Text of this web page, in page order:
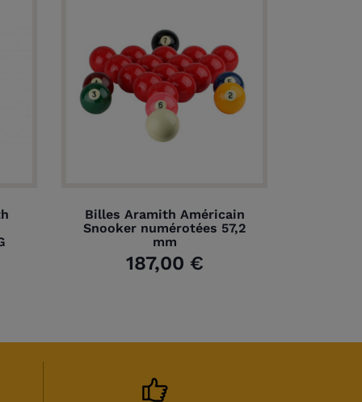
Billes Aramith Américain
Snooker numérotées 57,2
mm
187,00 €